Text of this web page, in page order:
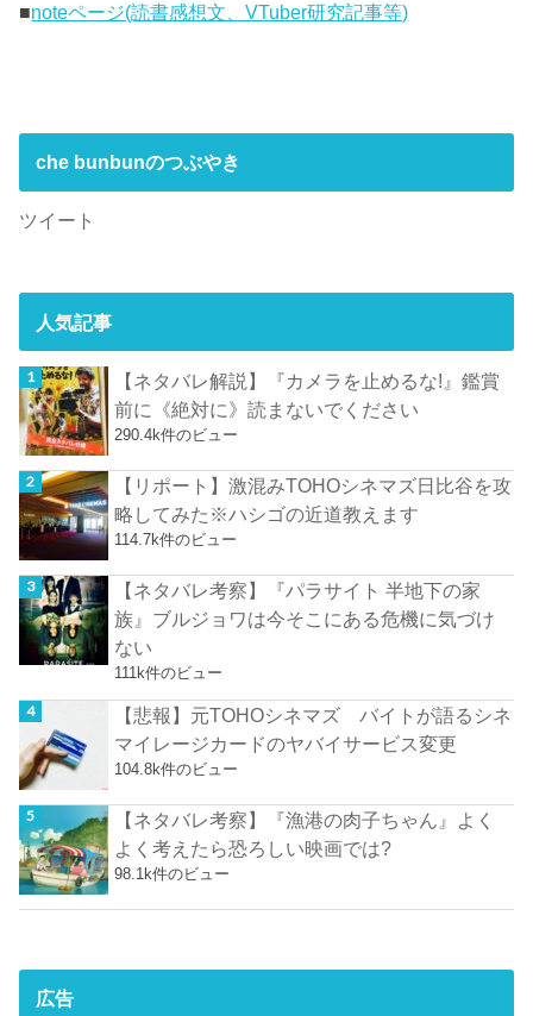
■noteページ(読書感想文、VTuber研究記事等)
che bunbunのつぶやき
ツイート
人気記事
【ネタバレ解説】『カメラを止めるな!』鑑賞
前に《絶対に》読まないでください
290.4k件のビュー
【リポート】激混みTOHOシネマズ日比谷を攻
略してみた※ハシゴの近道教えます
114.7k件のビュー
【ネタバレ考察】『パラサイト 半地下の家
族』ブルジョワは今そこにある危機に気づけ
ない
111k件のビュー
【悲報】元TOHOシネマズ バイトが語るシネ
マイレージカードのヤバイサービス変更
104.8k件のビュー
【ネタバレ考察】『漁港の肉子ちゃん』よく
よく考えたら恐ろしい映画では?
98.1k件のビュー
広告